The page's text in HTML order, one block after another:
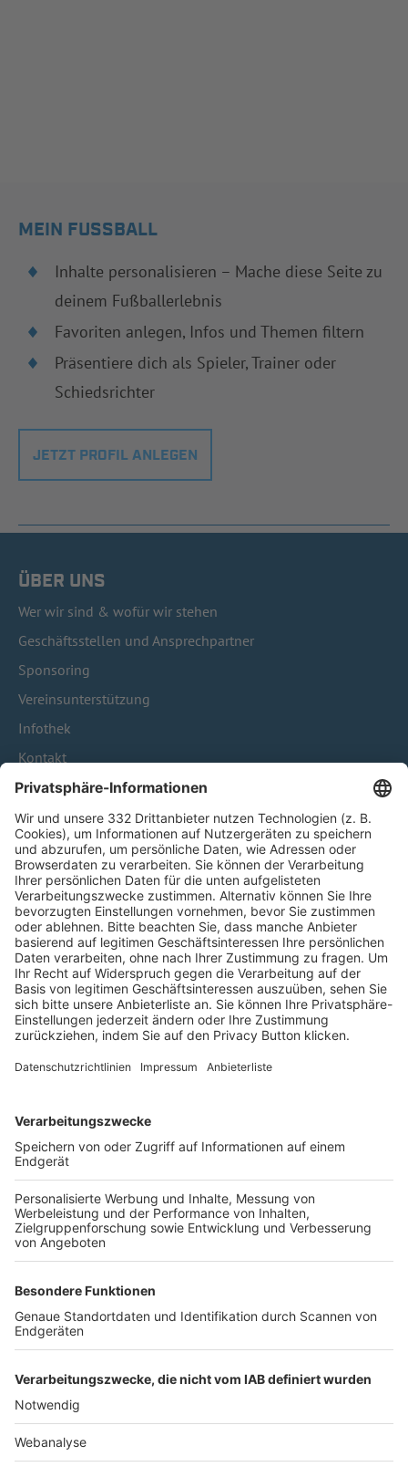
MEIN FUSSBALL
Inhalte personalisieren – Mache diese Seite zu
deinem Fußballerlebnis
Favoriten anlegen, Infos und Themen filtern
Präsentiere dich als Spieler, Trainer oder
Schiedsrichter
JETZT PROFIL ANLEGEN
ÜBER UNS
Wer wir sind & wofür wir stehen
Geschäftsstellen und Ansprechpartner
Sponsoring
Vereinsunterstützung
Infothek
Kontakt
HÄUFIG BESUCHTE SEITEN
Pässe und Vereinswechsel
Trainerausbildung
Schulungsangebot Vereinsmitarbeiter
BFV-Geschäftsstellen
Trainerbörse
Login SpielPlus
FOLGE DEM BFV
TOP-VEREINE
TOP-PARTNER